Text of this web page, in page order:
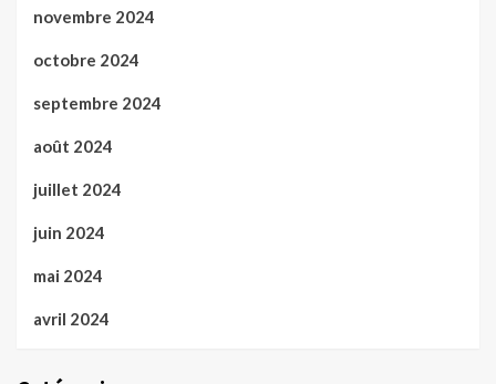
novembre 2024
octobre 2024
septembre 2024
août 2024
juillet 2024
juin 2024
mai 2024
avril 2024